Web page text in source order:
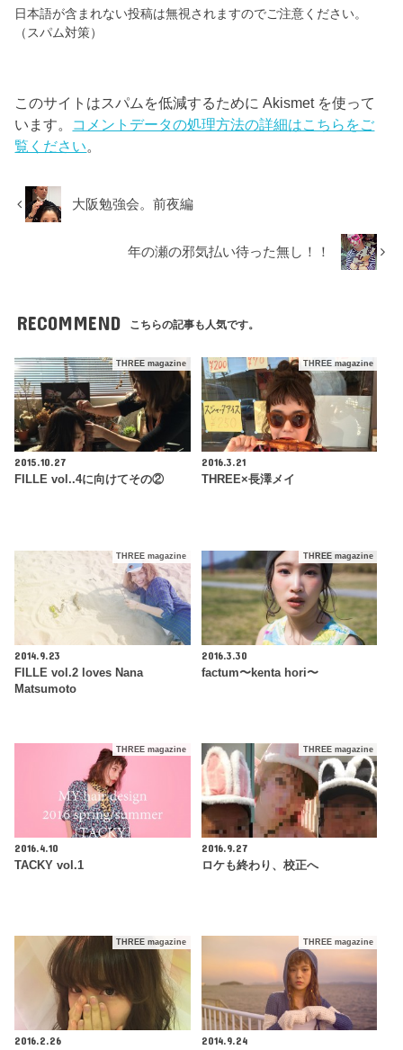
日本語が含まれない投稿は無視されますのでご注意ください。
（スパム対策）
このサイトはスパムを低減するために Akismet を使って
います。 コメントデータの処理方法の詳細はこちらをご
覧ください。
大阪勉強会。前夜編
年の瀬の邪気払い待った無し！！
RECOMMEND こちらの記事も人気です。
THREE magazine
2015.10.27
FILLE vol..4に向けてその②
THREE magazine
2016.3.21
THREE×長澤メイ
THREE magazine
2014.9.23
FILLE vol.2 loves Nana
Matsumoto
THREE magazine
2016.3.30
factum〜kenta hori〜
THREE magazine
2016.4.10
TACKY vol.1
THREE magazine
2016.9.27
ロケも終わり、校正へ
THREE magazine
2016.2.26
THREE magazine
2014.9.24